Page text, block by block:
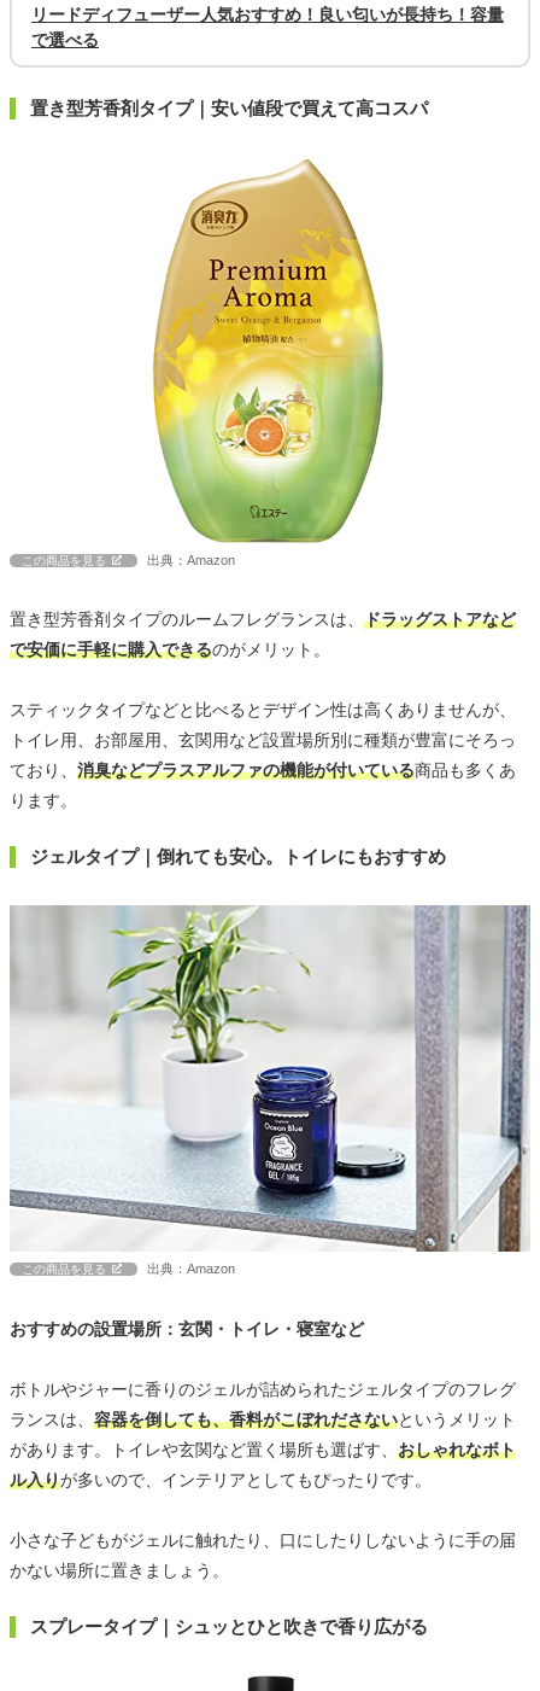
リードディフューザー人気おすすめ！良い匂いが長持ち！容量
で選べる
置き型芳香剤タイプ｜安い値段で買えて高コスパ
この商品を見る 出典：Amazon
置き型芳香剤タイプのルームフレグランスは、 ドラッグストアなど
で安価に手軽に購入できるのがメリット。
スティックタイプなどと比べるとデザイン性は高くありませんが、
トイレ用、お部屋用、玄関用など設置場所別に種類が豊富にそろっ
ており、 消臭などプラスアルファの機能が付いている商品も多くあ
ります。
ジェルタイプ｜倒れても安心。トイレにもおすすめ
この商品を見る 出典：Amazon
おすすめの設置場所：玄関・トイレ・寝室など
ボトルやジャーに香りのジェルが詰められたジェルタイプのフレグ
ランスは、 容器を倒しても、香料がこぼれださないというメリット
があります。トイレや玄関など置く場所も選ばす、 おしゃれなボト
ル入りが多いので、インテリアとしてもぴったりです。
小さな子どもがジェルに触れたり、口にしたりしないように手の届
かない場所に置きましょう。
スプレータイプ｜シュッとひと吹きで香り広がる